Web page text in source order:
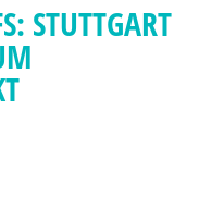
STUTTGART